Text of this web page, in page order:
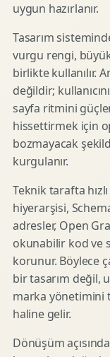
uygun hazırlanır.
Tasarım
vurgu rengi,
birlikte kullanılır.
değildir;
sayfa ritmini
hissettirmek için
bozmayacak
kurgulanır.
Teknik tarafta
hiyerarşisi,
adresler, Open
okunabilir kod ve
korunur. Böylece
bir tasarım değil,
marka yönetimini
haline gelir.
Dönüşüm